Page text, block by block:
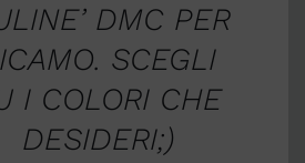
DMC PER
SCEGLI
I COLORI CHE
DESIDERI;)